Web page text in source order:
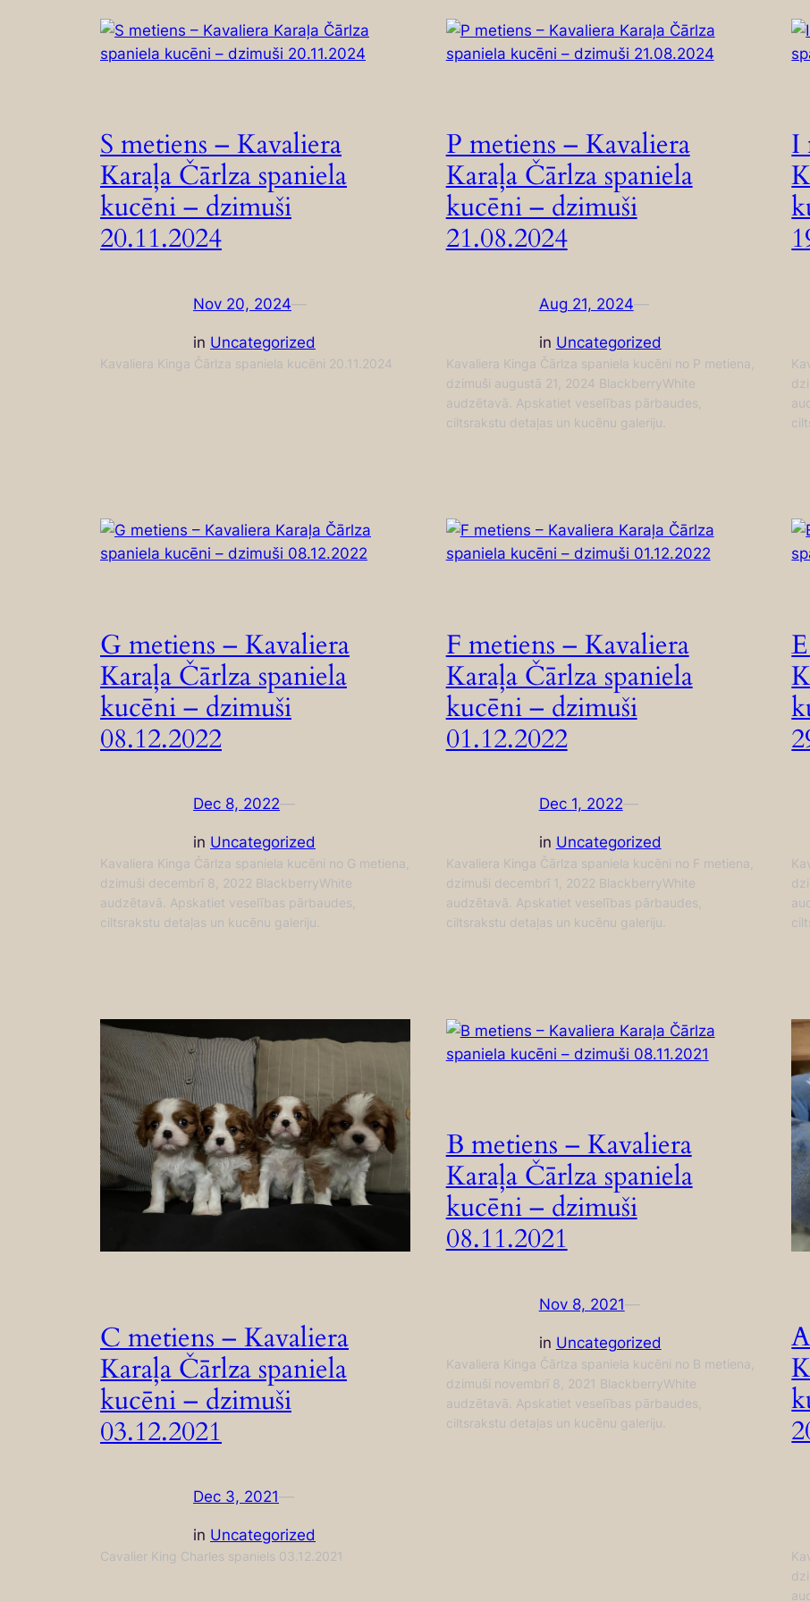
S metiens – Kavaliera
Karaļa Čārlza spaniela
kucēni – dzimuši
20.11.2024
Nov 20, 2024—
in Uncategorized
Kavaliera Kinga Čārlza spaniela kucēni 20.11.2024
P metiens – Kavaliera
Karaļa Čārlza spaniela
kucēni – dzimuši
21.08.2024
Aug 21, 2024—
in Uncategorized
Kavaliera Kinga Čārlza spaniela kucēni no P metiena,
dzimuši augustā 21, 2024 BlackberryWhite
audzētavā. Apskatiet veselības pārbaudes,
ciltsrakstu detaļas un kucēnu galeriju.
I
G metiens – Kavaliera
Karaļa Čārlza spaniela
kucēni – dzimuši
08.12.2022
Dec 8, 2022—
in Uncategorized
Kavaliera Kinga Čārlza spaniela kucēni no G metiena,
dzimuši decembrī 8, 2022 BlackberryWhite
audzētavā. Apskatiet veselības pārbaudes,
ciltsrakstu detaļas un kucēnu galeriju.
F metiens – Kavaliera
Karaļa Čārlza spaniela
kucēni – dzimuši
01.12.2022
Dec 1, 2022—
in Uncategorized
Kavaliera Kinga Čārlza spaniela kucēni no F metiena,
dzimuši decembrī 1, 2022 BlackberryWhite
audzētavā. Apskatiet veselības pārbaudes,
ciltsrakstu detaļas un kucēnu galeriju.
C metiens – Kavaliera
Karaļa Čārlza spaniela
kucēni – dzimuši
03.12.2021
Dec 3, 2021—
in Uncategorized
Cavalier King Charles spaniels 03.12.2021
B metiens – Kavaliera
Karaļa Čārlza spaniela
kucēni – dzimuši
08.11.2021
Nov 8, 2021—
in Uncategorized
Kavaliera Kinga Čārlza spaniela kucēni no B metiena,
dzimuši novembrī 8, 2021 BlackberryWhite
audzētavā. Apskatiet veselības pārbaudes,
ciltsrakstu detaļas un kucēnu galeriju.